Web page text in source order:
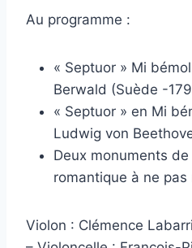
Au programme :
« Septuor » Mi
Berwald (Suède -
« Septuor » en Mi
Ludwig von
Deux monuments
romantique à ne pas
Violon : Clémence